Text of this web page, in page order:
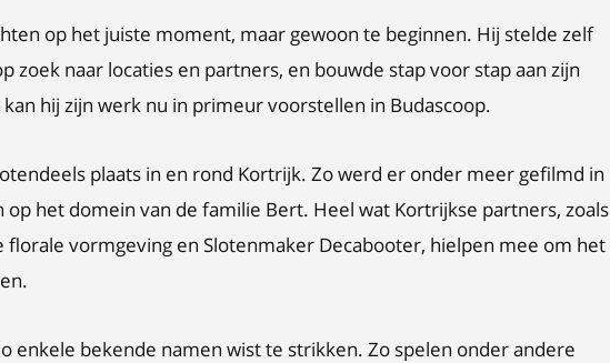
op het juiste moment, maar gewoon te beginnen. Hij stelde zelf
zoek naar locaties en partners, en bouwde stap voor stap aan zijn
hij zijn werk nu in primeur voorstellen in Budascoop.
plaats in en rond Kortrijk. Zo werd er onder meer gefilmd in
op het domein van de familie Bert. Heel wat Kortrijkse partners, zoals
florale vormgeving en Slotenmaker Decabooter, hielpen mee om het
enkele bekende namen wist te strikken. Zo spelen onder andere